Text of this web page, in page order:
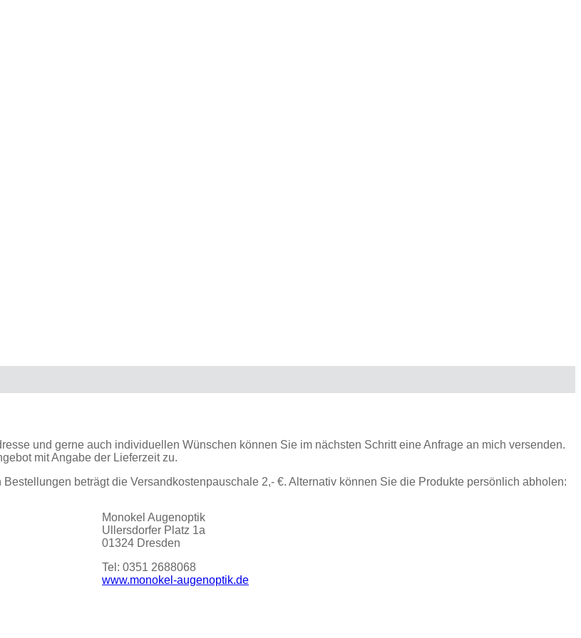
und gerne auch individuellen Wünschen können Sie im nächsten Schritt eine Anfrage an mich versenden.
mit Angabe der Lieferzeit zu.
beträgt die Versandkostenpauschale 2,- €. Alternativ können Sie die Produkte persönlich abholen:
Monokel Augenoptik
Ullersdorfer Platz 1a
01324 Dresden
Tel: 0351 2688068
www.monokel-augenoptik.de